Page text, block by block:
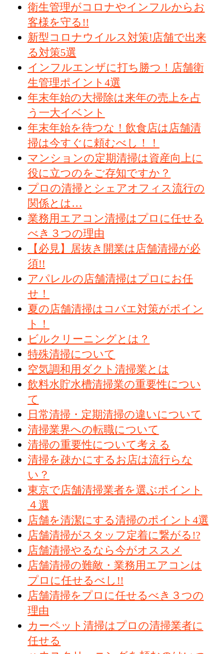
衛生管理がコロナやインフルからお
客様を守る!!
新型コロナウイルス対策!店舗で出来
る対策5選
インフルエンザに打ち勝つ！店舗衛
生管理ポイント4選
年末年始の大掃除は来年の売上を占
う一大イベント
年末年始を待つな！飲食店は店舗清
掃は今すぐに頼むべし！！
マンションの定期清掃は資産向上に
役に立つのをご存知ですか？
プロの清掃とシェアオフィス流行の
関係とは…
業務用エアコン清掃はプロに任せる
べき３つの理由
【必見】居抜き開業は店舗清掃が必
須!!
アパレルの店舗清掃はプロにお任
せ！
夏の店舗清掃はコバエ対策がポイン
ト！
ビルクリーニングとは？
特殊清掃について
空気調和用ダクト清掃業とは
飲料水貯水槽清掃業の重要性につい
て
日常清掃・定期清掃の違いについて
清掃業界への転職について
清掃の重要性について考える
清掃を疎かにするお店は流行らな
い？
東京で店舗清掃業者を選ぶポイント
４選
店舗を清潔にする清掃のポイント4選
店舗清掃がスタッフ定着に繋がる!?
店舗清掃やるなら今がオススメ
店舗清掃の難敵・業務用エアコンは
プロに任せるべし!!
店舗清掃をプロに任せるべき３つの
理由
カーペット清掃はプロの清掃業者に
任せる